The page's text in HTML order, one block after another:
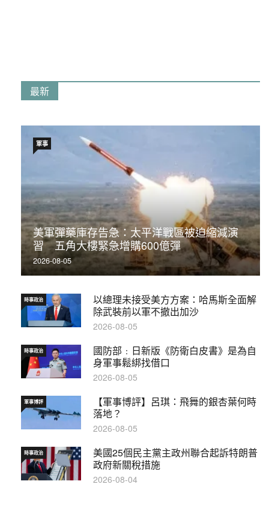
最新
美軍彈藥庫存告急：太平洋戰區被迫縮減演
習 五角大樓緊急增購600億彈
2026-08-05
軍事
以總理未接受美方方案：哈馬斯全面解
除武裝前以軍不撤出加沙
時事政治
2026-08-05
國防部﹕日新版《防衛白皮書》是為自
身軍事鬆綁找借口
時事政治
2026-08-05
【軍事博評】呂琪：飛舞的銀杏葉何時
落地？
軍事博評
2026-08-05
美國25個民主黨主政州聯合起訴特朗普
政府新關稅措施
時事政治
2026-08-04